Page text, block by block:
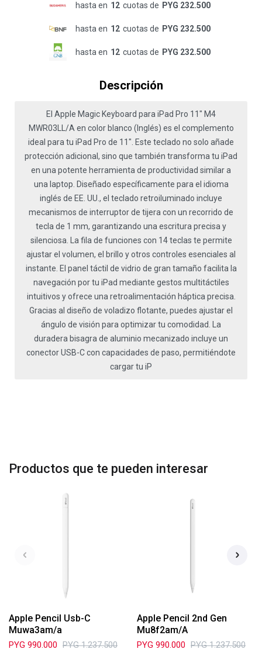
hasta en 12 cuotas de PYG 232.500
hasta en 12 cuotas de PYG 232.500
hasta en 12 cuotas de PYG 232.500
Descripción
El Apple Magic Keyboard para iPad Pro 11" M4
MWR03LL/A en color blanco (Inglés) es el complemento
ideal para tu iPad Pro de 11". Este teclado no solo añade
protección adicional, sino que también transforma tu iPad
en una potente herramienta de productividad similar a
una laptop. Diseñado específicamente para el idioma
inglés de EE. UU., el teclado retroiluminado incluye
mecanismos de interruptor de tijera con un recorrido de
tecla de 1 mm, garantizando una escritura precisa y
silenciosa. La fila de funciones con 14 teclas te permite
ajustar el volumen, el brillo y otros controles esenciales al
instante. El panel táctil de vidrio de gran tamaño facilita la
navegación por tu iPad mediante gestos multitáctiles
intuitivos y ofrece una retroalimentación háptica precisa.
Gracias al diseño de voladizo flotante, puedes ajustar el
ángulo de visión para optimizar tu comodidad. La
duradera bisagra de aluminio mecanizado incluye un
conector USB-C con capacidades de paso, permitiéndote
cargar tu iP
Productos que te pueden interesar
Apple Pencil Usb-C
Muwa3am/a
PYG 990.000 PYG 1.237.500
Apple Pencil 2nd Gen
Mu8f2am/A
PYG 990.000 PYG 1.237.500